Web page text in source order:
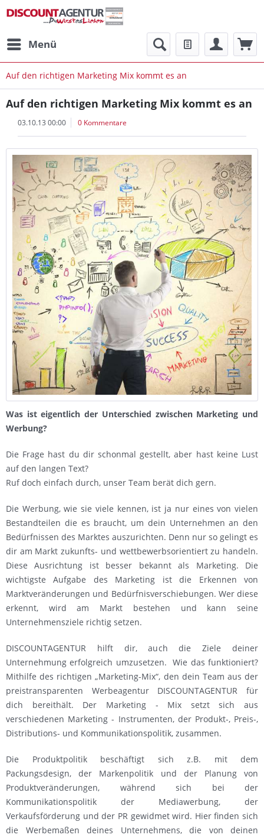
Menü
Auf den richtigen Marketing Mix kommt es an
Auf den richtigen Marketing Mix kommt es an
03.10.13 00:00 0 Kommentare
Was ist eigentlich der Unterschied zwischen Marketing und
Werbung?
Die Frage hast du dir schonmal gestellt, aber hast keine Lust
auf den langen Text?
Ruf doch einfach durch, unser Team berät dich gern.
Die Werbung, wie sie viele kennen, ist ja nur eines von vielen
Bestandteilen die es braucht, um dein Unternehmen an den
Bedürfnissen des Marktes auszurichten. Denn nur so gelingt es
dir am Markt zukunfts- und wettbewerbsorientiert zu handeln.
Diese Ausrichtung ist besser bekannt als Marketing. Die
wichtigste Aufgabe des Marketing ist die Erkennen von
Marktveränderungen und Bedürfnisverschiebungen. Wer diese
erkennt, wird am Markt bestehen und kann seine
Unternehmensziele richtig setzen.
DISCOUNTAGENTUR hilft dir, auch die Ziele deiner
Unternehmung erfolgreich umzusetzen. Wie das funktioniert?
Mithilfe des richtigen „Marketing-Mix“, den dein Team aus der
preistransparenten Werbeagentur DISCOUNTAGENTUR für
dich bereithält. Der Marketing - Mix setzt sich aus
verschiedenen Marketing - Instrumenten, der Produkt-, Preis-,
Distributions- und Kommunikationspolitik, zusammen.
Die Produktpolitik beschäftigt sich z.B. mit dem
Packungsdesign, der Markenpolitik und der Planung von
Produktveränderungen, während sich bei der
Kommunikationspolitik der Mediawerbung, der
Verkaufsförderung und der PR gewidmet wird. Hier finden sich
die Werbemaßen deines Unternehmens, die von deinen